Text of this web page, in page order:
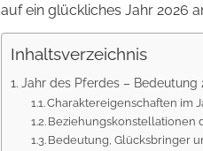
auf ein glückliches Jahr 2026
Inhaltsverzeichnis
Jahr des Pferdes – Bedeutung
Charaktereigenschaften im
Beziehungskonstellationen
Bedeutung, Glücksbringer